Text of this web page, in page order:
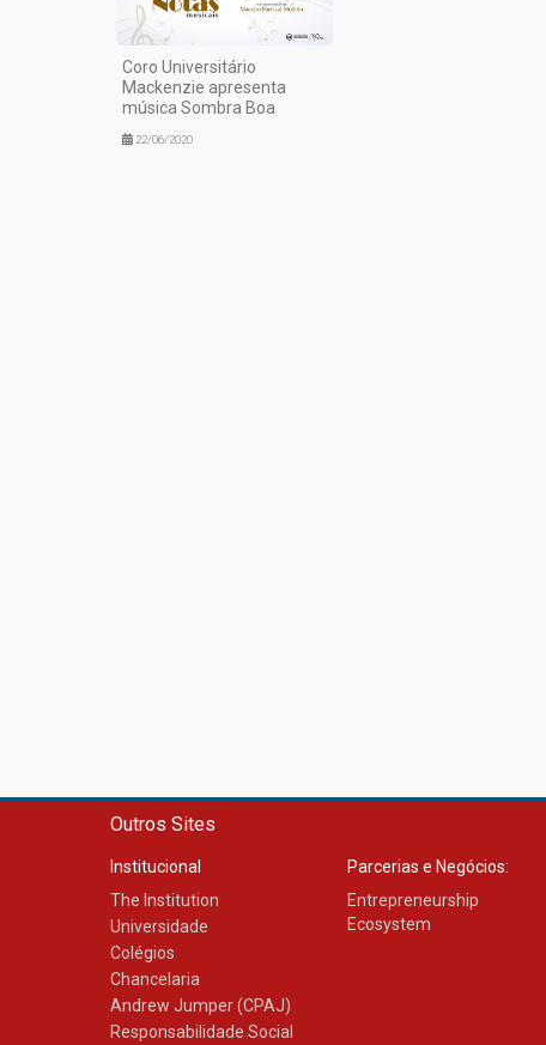
Coro Universitário
Mackenzie apresenta
música Sombra Boa
22/06/2020
Outros Sites
Institucional
The Institution
Universidade
Colégios
Chancelaria
Andrew Jumper (CPAJ)
Responsabilidade Social
Parcerias e Negócios:
Entrepreneurship
Ecosystem